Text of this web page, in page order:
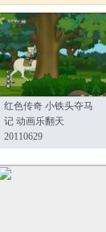
红色传奇 小铁头夺马
记 动画乐翻天
20110629